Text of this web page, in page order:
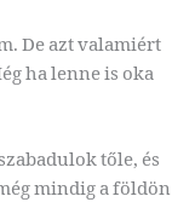
De azt valamiért
ha lenne is oka
tőle, és
mindig a földön